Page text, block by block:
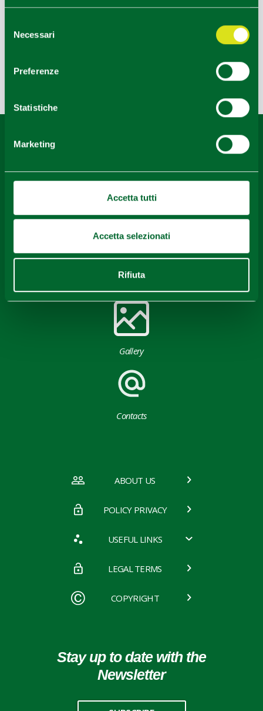
delNecessari
Preferenze
Statistiche
Marketing
Accetta tutti
Accetta selezionati
Rifiuta
Busseto (PR), Teatro Giuseppe Verdi banner
Content owned by the Destination Emilia issued under
Gallery
Contacts
ABOUT US
POLICY PRIVACY
USEFUL LINKS
LEGAL TERMS
COPYRIGHT
Stay up to date with the
Newsletter